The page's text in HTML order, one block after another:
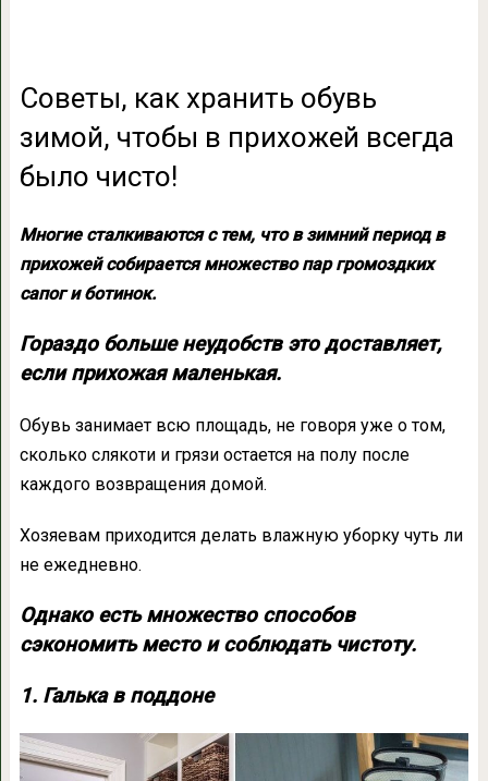
Советы, как хранить обувь
зимой, чтобы в прихожей всегда
было чисто!
Многие сталкиваются с тем, что в зимний период в
прихожей собирается множество пар громоздких
сапог и ботинок.
Гораздо больше неудобств это доставляет,
если прихожая маленькая.
Обувь занимает всю площадь, не говоря уже о том,
сколько слякоти и грязи остается на полу после
каждого возвращения домой.
Хозяевам приходится делать влажную уборку чуть ли
не ежедневно.
Однако есть множество способов
сэкономить место и соблюдать чистоту.
1. Галька в поддоне